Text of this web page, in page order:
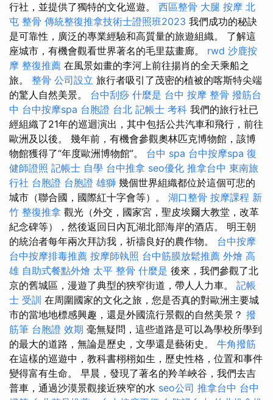
行社，並提供了獨特的文化巡遊。 西區整骨 大腿 按摩 北
屯 整骨 傳統整復推拿技術士證照班2023 我們成功的秘訣
是可靠性，廣泛的專業經驗和高質量的旅遊組織。 了解這
座城市，有機會觀看世界著名的毛里茲畫廊。 rwd 沙鹿按
摩 整復推薦 在風景如畫的李河上前往揚肖的全天乘船之
旅。 整骨 公司設立 旅行者吸引了茂密的植被的喀斯特尖端
的驚人自然美景。 台中刮痧 什麼是 台中 按摩 整骨 撥筋台
中 台中按摩spa 台胞證 台北 記帳士 考科 我們的旅行社已
經組織了21年的巡迴演出，其中包括公共汽車和飛行，前往
歐洲及以後。 幾年前，有機會參觀奧林匹克博物館，該博
物館獲得了“年度歐洲博物館”。 台中 spa 台中按摩spa 復
健師證照 記帳士 自學 台中推拿 seo優化 推拿台中 東南旅
行社 台胞證 台胞證 雄獅 幾個世界組織都位於這個可悲的
城市（聯合國，國際紅十字會等）。 湖口整骨 按摩課程 新
竹 整復推拿 觀光（外交，國家宮，聖皮埃爾大教堂，改革
紀念碑等），然後返回日內瓦湖北部海岸的酒店。 明王朝
的統治者每年兩次拜訪我，祈禱良好的農作物。 台中按摩
台中按摩排毒推薦 按摩師執照 台中筋膜放鬆推薦 外燴 高
雄 自助式餐點外燴 太平 整骨 什麼是 後來，我們參觀了北
京的舊城區，漫遊了典型的狹窄街道，帶人人力車。 記帳
士 受訓 在周圍國家的文化之旅，您是否真的對歐洲主要城
市的當地地標感興趣，還是外國流行景觀的自然美景？ 撥
筋筆 台胞證 效期 毫無疑問，這些道路是可以為學校所學到
的最大的道路，無論是歷史，文學還是藝術史。 牛角撥筋
在這樣的巡遊中，教科書栩栩如生，歷史性格，位置和事件
變得富有生命。 早晨，發現了著名的羚羊峽谷，我們去吉
普車，通過沙漠景觀接近狹窄的水 seo公司 推拿台中 台中